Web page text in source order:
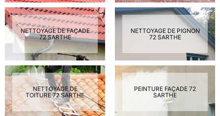
NETTOYAGE DE FAÇADE
72 SARTHE
NETTOYAGE DE PIGNON
72 SARTHE
NETTOYAGE DE
TOITURE 72 SARTHE
PEINTURE FAÇADE 72
SARTHE